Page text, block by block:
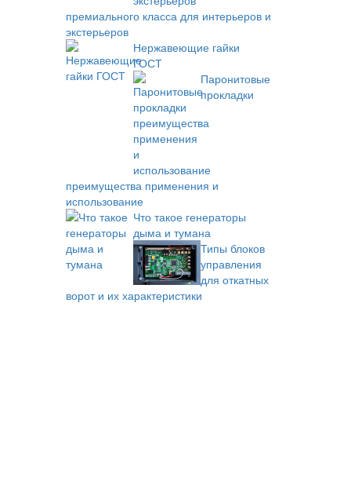
премиального класса для интерьеров и
экстерьеров
Нержавеющие гайки
ГОСТ
Паронитовые
прокладки
преимущества применения и
использование
Что такое генераторы
дыма и тумана
Типы блоков
управления
для откатных
ворот и их характеристики